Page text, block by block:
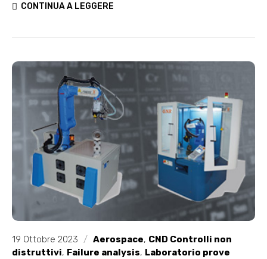
CONTINUA A LEGGERE
19 Ottobre 2023 / Aerospace, CND Controlli non
distruttivi, Failure analysis, Laboratorio prove